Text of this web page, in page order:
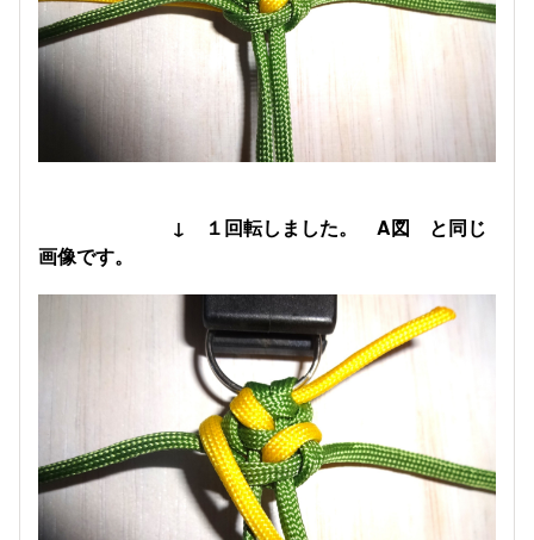
↓ １回転しました。 A図 と同じ
画像です。